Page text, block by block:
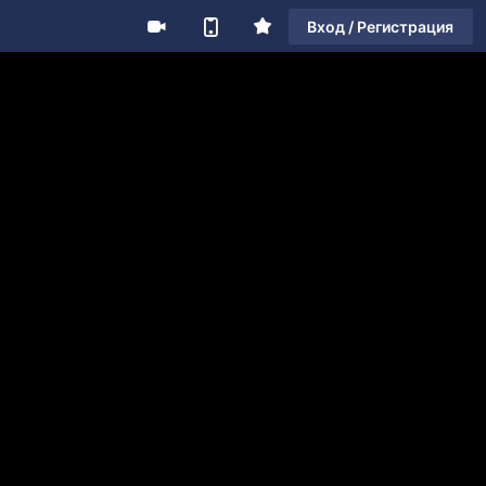
Вход / Регистрация